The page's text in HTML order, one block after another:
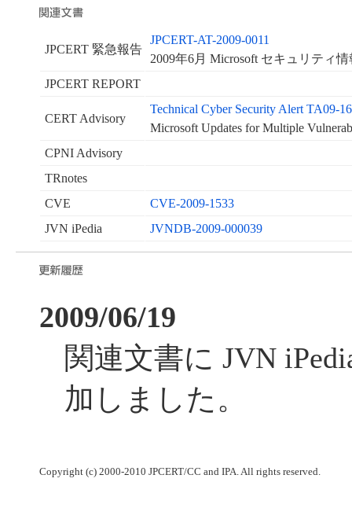
JPCERT 緊急報告
JPCERT-AT-2009-0011
2009年6月 Microsoft セキュリティ
JPCERT REPORT
CERT Advisory
Technical Cyber Security Alert TA09-
Microsoft Updates for Multiple
CPNI Advisory
TRnotes
CVE
CVE-2009-1533
JVN iPedia
JVNDB-2009-000039
2009/06/19
関連文書に JVN
加しました。
Copyright (c) 2000-2010 JPCERT/CC and IPA. All rights reserved.